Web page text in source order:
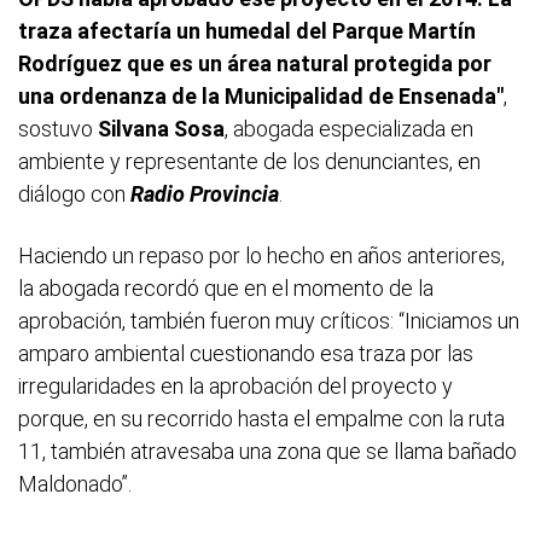
traza afectaría un humedal del Parque Martín
Rodríguez que es un área natural protegida por
una ordenanza de la Municipalidad de Ensenada",
sostuvo Silvana Sosa, abogada especializada en
ambiente y representante de los denunciantes, en
diálogo con Radio Provincia
Haciendo un repaso por lo hecho en años anteriores,
la abogada recordó que en el momento de la
aprobación, también fueron muy críticos: “Iniciamos un
amparo ambiental cuestionando esa traza por las
irregularidades en la aprobación del proyecto y
porque, en su recorrido hasta el empalme con la ruta
11, también atravesaba una zona que se llama bañado
Maldonado”.